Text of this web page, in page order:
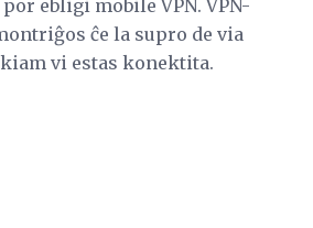
ebligi mobile VPN. VPN-
ĉe la supro de via
vi estas konektita.